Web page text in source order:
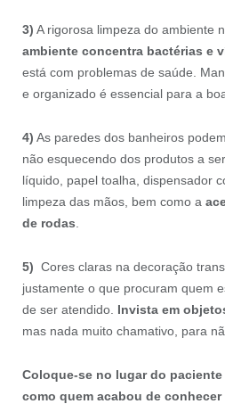
3) A rigorosa limpeza do ambiente
ambiente concentra bactérias e
está com problemas de saúde.
e organizado é essencial para a
4) As paredes dos banheiros
não esquecendo dos produtos a
líquido, papel toalha, dispensador
limpeza das mãos, bem como a
de rodas
5) Cores claras na decoração
justamente o que procuram quem
de ser atendido. Invista em
mas nada muito chamativo, para
Coloque-se no lugar do
como quem acabou de conhecer